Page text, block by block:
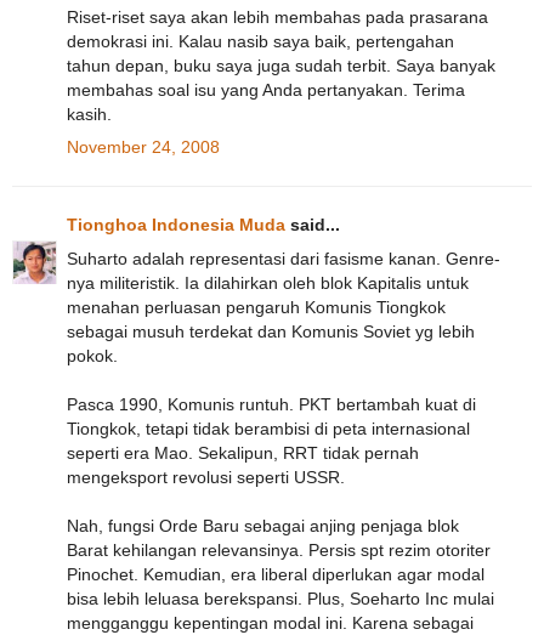
Riset-riset saya akan lebih membahas pada prasarana
demokrasi ini. Kalau nasib saya baik, pertengahan
tahun depan, buku saya juga sudah terbit. Saya banyak
membahas soal isu yang Anda pertanyakan. Terima
kasih.
November 24, 2008
Tionghoa Indonesia Muda said...
Suharto adalah representasi dari fasisme kanan. Genre-
nya militeristik. Ia dilahirkan oleh blok Kapitalis untuk
menahan perluasan pengaruh Komunis Tiongkok
sebagai musuh terdekat dan Komunis Soviet yg lebih
pokok.
Pasca 1990, Komunis runtuh. PKT bertambah kuat di
Tiongkok, tetapi tidak berambisi di peta internasional
seperti era Mao. Sekalipun, RRT tidak pernah
mengeksport revolusi seperti USSR.
Nah, fungsi Orde Baru sebagai anjing penjaga blok
Barat kehilangan relevansinya. Persis spt rezim otoriter
Pinochet. Kemudian, era liberal diperlukan agar modal
bisa lebih leluasa berekspansi. Plus, Soeharto Inc mulai
mengganggu kepentingan modal ini. Karena sebagai